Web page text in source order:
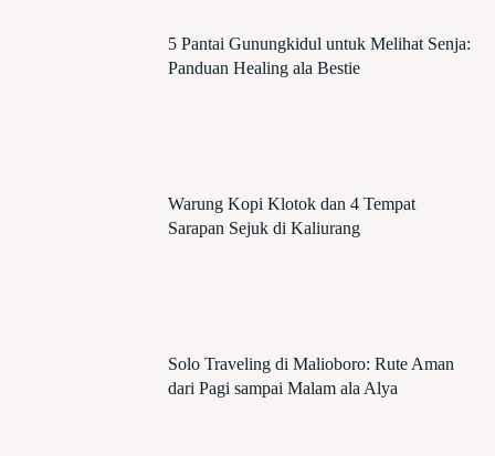
5 Pantai Gunungkidul untuk Melihat Senja:
Panduan Healing ala Bestie
Warung Kopi Klotok dan 4 Tempat
Sarapan Sejuk di Kaliurang
Solo Traveling di Malioboro: Rute Aman
dari Pagi sampai Malam ala Alya